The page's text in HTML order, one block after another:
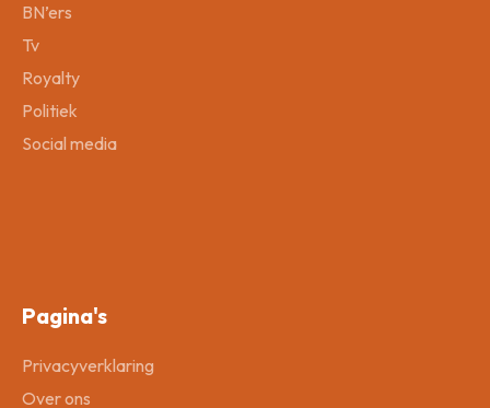
BN’ers
Tv
Royalty
Politiek
Social media
Pagina's
Privacyverklaring
Over ons